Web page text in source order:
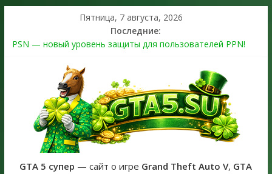
Пятница, 7 августа, 2026
Последние:
PSN — новый уровень защиты для пользователей PPN!
The Kortz Center Heist выйдет в GTA Online уже 14 июля
Регистрация в Rockstar Games Social Club ошибка #1.500.7:
как зарегистрировать аккаунт и войти без проблем в 2026
Получайте особые награды в GTA Online по программе
Fine Art Collector
GTA 6 официальная обложка игры и Предзаказ Grand Theft
Auto VI
GTA 5 супер — сайт о игре Grand Theft Auto V, GTA